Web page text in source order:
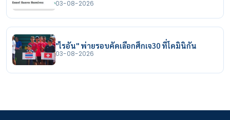
03-08-2026
"ไรอัน" พ่ายรอบคัดเลือกศึกเจ30 ที่โดมินิกัน
03-08-2026